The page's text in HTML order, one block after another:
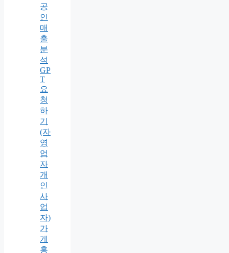
공
인
매
출
분
석
GP
T
요
청
하
기
(자
영
업
자
개
인
사
업
자)
가
게
홍